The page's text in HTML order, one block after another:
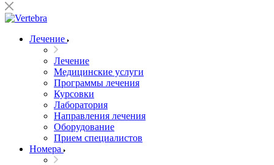
Лечение
Лечение
Медицинские услуги
Программы лечения
Курсовки
Лаборатория
Направления лечения
Оборудование
Прием специалистов
Номера